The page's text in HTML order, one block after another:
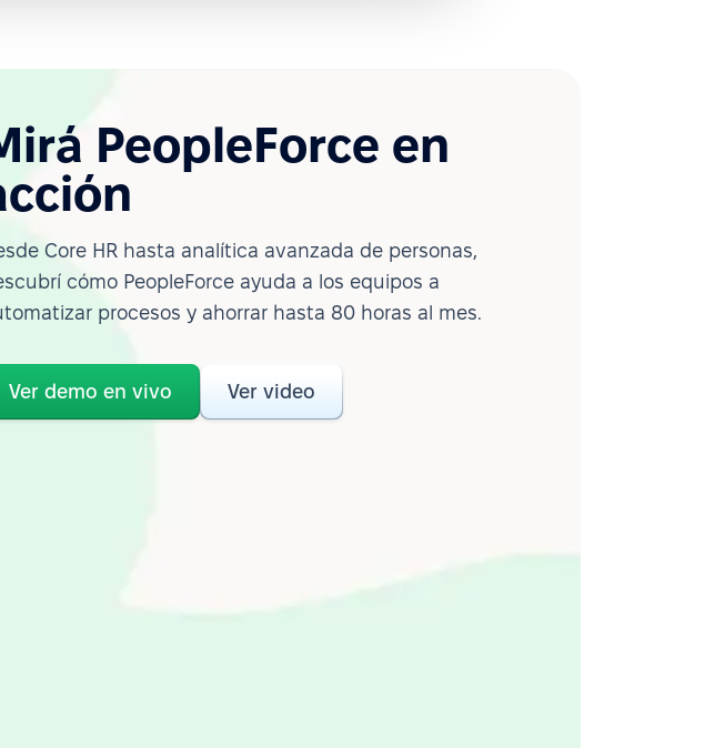
PeopleForce en
Core HR hasta analítica avanzada de personas,
cómo PeopleForce ayuda a los equipos a
procesos y ahorrar hasta 80 horas al mes.
Ver demo en vivo Ver video